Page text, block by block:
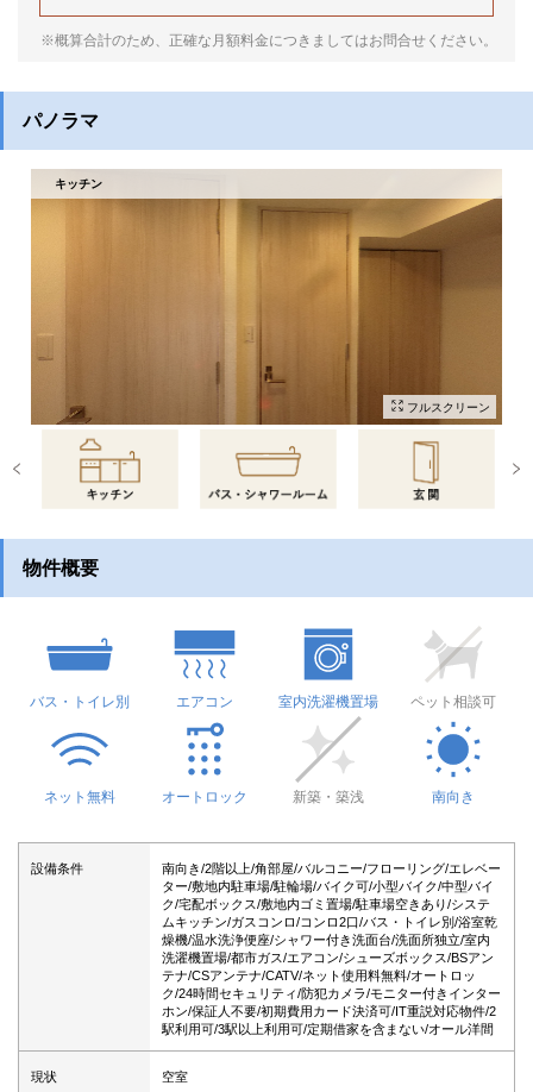
※概算合計のため、正確な月額料金につきましてはお問合せください。
パノラマ
キッチン
フルスクリーン
物件概要
バス・トイレ別 エアコン 室内洗濯機置場 ペット相談可
ネット無料 オートロック 新築・築浅 南向き
設備条件
南向き/2階以上/角部屋/バルコニー/フローリング/エレベー
ター/敷地内駐車場/駐輪場/バイク可/小型バイク/中型バイ
ク/宅配ボックス/敷地内ゴミ置場/駐車場空きあり/システ
ムキッチン/ガスコンロ/コンロ2口/バス・トイレ別/浴室乾
燥機/温水洗浄便座/シャワー付き洗面台/洗面所独立/室内
洗濯機置場/都市ガス/エアコン/シューズボックス/BSアン
テナ/CSアンテナ/CATV/ネット使用料無料/オートロッ
ク/24時間セキュリティ/防犯カメラ/モニター付きインター
ホン/保証人不要/初期費用カード決済可/IT重説対応物件/2
駅利用可/3駅以上利用可/定期借家を含まない/オール洋間
現状 空室